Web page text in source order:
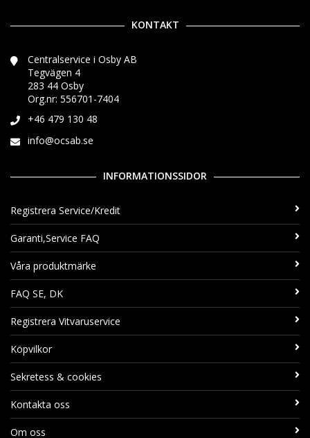
KONTAKT
Centralservice i Osby AB
Tegvägen 4
283 44 Osby
Org.nr: 556701-7404
+46 479 130 48
info@ocsab.se
INFORMATIONSSIDOR
Registrera Service/Kredit
Garanti,Service FAQ
Våra produktmärke
FAQ SE, DK
Registrera Vitvaruservice
Köpvilkor
Sekretess & cookies
Kontakta oss
Om oss